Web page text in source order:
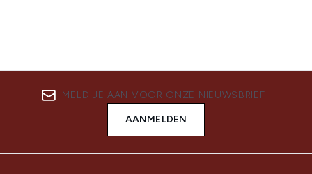
MELD JE AAN VOOR ONZE NIEUWSBRIEF
AANMELDEN